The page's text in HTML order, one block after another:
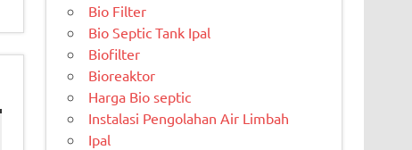
Bio Filter
Bio Septic Tank Ipal
Biofilter
Bioreaktor
Harga Bio septic
Instalasi Pengolahan Air Limbah
Ipal